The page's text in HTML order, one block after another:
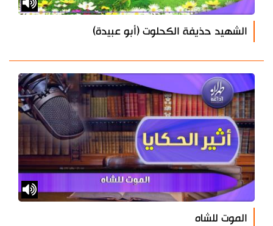
الشهيد حذيفة الكحلوت (أبو عبيدة)
الموت للشاه